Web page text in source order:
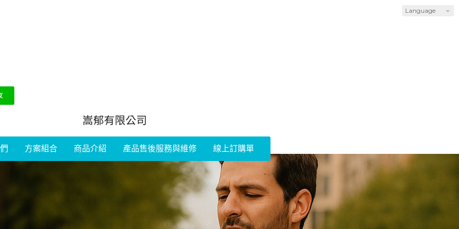
Language
嵩郁有限公司
方案組合 商品介紹 產品售後服務與維修 線上訂購單